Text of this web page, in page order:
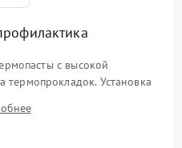
с высокой
термопрокладок. Установка
Предварительная